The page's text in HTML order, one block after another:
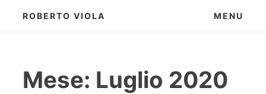
ROBERTO VIOLA MENU
Mese: Luglio 2020